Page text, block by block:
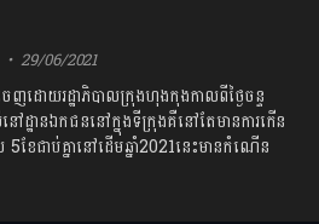
29/06/2021
ញដោយរដ្ឋាភិបាលក្រុងហុងកុងកាលពីថ្ងៃចន្ទ
ដ្ឋានឯកជននៅក្នុងទីក្រុងគឺនៅតែមានការកើន
ខែជាប់គ្នានៅដើមឆ្នាំ2021នេះមានកំណើន